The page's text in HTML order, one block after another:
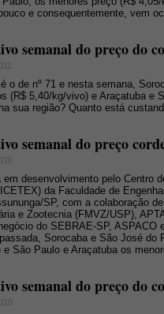
e consequentemente, vem
semanal do preço do
o de nº 71 e nesta semana,
(R$ 5,40/kg/vivo) e Araçatuba e
sua região? Quanto está
semanal do preço
em desenvolvimento pelo Centro
da Faculdade de
SP, com a colaboração
e Zootecnia (FMVZ/USP),
do SEBRAE-SP,
Sorocaba e São José do
e São Paulo e Araçatuba os
semanal do preço do